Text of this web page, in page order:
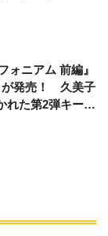
ォニアム 前編』
が発売！ 久美子
れた第2弾キービ